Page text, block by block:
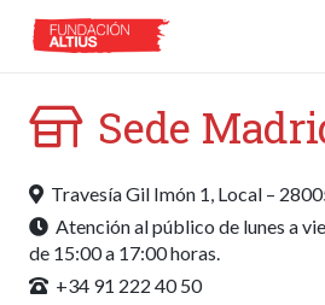
Sede
Travesía Gil Imón 1, Local –
Atención al público de lunes a
de 15:00 a 17:00 horas.
+34 91 222 40 50